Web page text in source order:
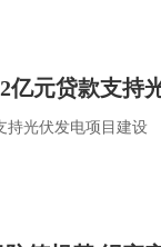
亿元贷款支持
持光伏发电项目建设